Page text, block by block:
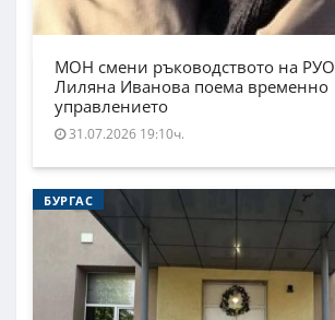
МОН смени ръководството на РУО
Лиляна Иванова поема временно
управлението
31.07.2026 19:10ч.
БУРГАС